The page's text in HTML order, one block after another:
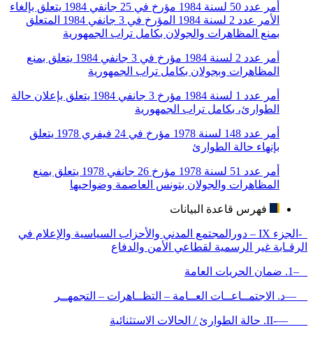
أمر عدد 50 لسنة 1984 مؤرخ في 25 جانفي 1984 يتعلق بإلغاء
الأمر عدد 2 لسنة 1984 المؤرخ في 3 جانفي 1984 المتعلق
بمنع المظاهرات والجولان بكامل تراب الجمهورية
أمر عدد 2 لسنة 1984 مؤرخ في 3 جانفي 1984 يتعلق بمنع
المظاهرات وبجولان بكامل تراب الجمهورية
أمر عدد 1 لسنة 1984 مؤرخ 3 جانفي 1984 يتعلق بإعلان حالة
الطوارئ، بكامل تراب الجمهورية
أمر عدد 148 لسنة 1978 مؤرخ في 24 فيفري 1978 يتعلق
بإنهاء حالة الطوارئ
أمر عدد 51 لسنة 1978 مؤرخ 26 جانفي 1978 يتعلق بمنع
المظاهرات والجولان بتونس العاصمة وضواحيها
فهرس قاعدة البيانات
-الجزء IX – دورالمجتمع المدني والأحزاب السياسية والإعلام في
الرقـابة غير الرسمية لقطاعي الأمن والدفاع
–1. ضمان الحريات العامة
—د. الاجتمــاعــات العــامة – التظــاهرات – التجمهــر
—-II. حالة الطوارئ / الحالات الاستثنائية